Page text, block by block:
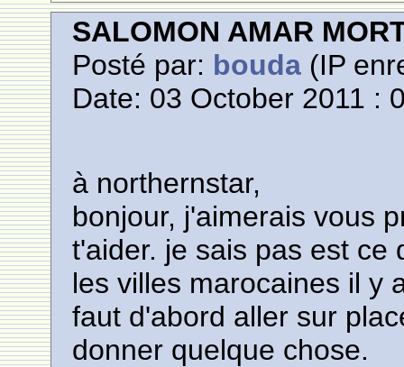
SALOMON AMAR
Posté par: bouda (IP
Date: 03 October 2011 :
à northernstar,
bonjour, j'aimerais vous
t'aider. je sais pas est ce
les villes marocaines il y
faut d'abord aller sur
donner quelque chose.